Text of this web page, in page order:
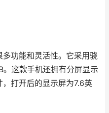
功能和灵活性。它采用骁
这款手机还拥有分屏显示
打开后的显示屏为7.6英